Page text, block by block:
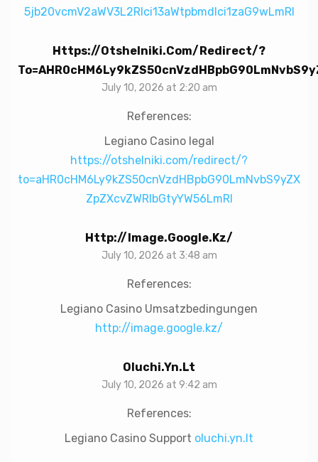
5jb20vcmV2aWV3L2Rlci13aWtpbmdlci1zaG9wLmRl
Https://otshelniki.com/redirect/?
July 10, 2026 at 2:20 am
References:
Legiano Casino legal
https://otshelniki.com/redirect/?
to=aHR0cHM6Ly9kZS50cnVzdHBpbG90LmNvbS9yZX
ZpZXcvZWRlbGtyYW56LmRl
Http://image.google.kz/
July 10, 2026 at 3:48 am
References:
Legiano Casino Umsatzbedingungen
http://image.google.kz/
Oluchi.yn.lt
July 10, 2026 at 9:42 am
References:
Legiano Casino Support oluchi.yn.lt